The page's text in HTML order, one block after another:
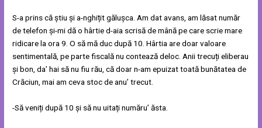
S-a prins că știu și a-nghițit gălușca. Am dat avans, am lăsat număr
de telefon și-mi dă o hârtie d-aia scrisă de mână pe care scrie mare
ridicare la ora 9. O să mă duc după 10. Hârtia are doar valoare
sentimentală, pe parte fiscală nu contează deloc. Anii trecuți eliberau
și bon, da’ hai să nu fiu rău, că doar n-am epuizat toată bunătatea de
Crăciun, mai am ceva stoc de anu’ trecut.
-Să veniți după 10 și să nu uitați număru’ ăsta.